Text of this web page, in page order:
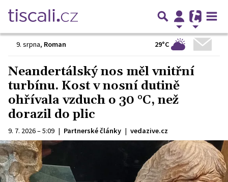
9. srpna, Roman 29°C
Neandertálský nos měl vnitřní
turbínu. Kost v nosní dutině
ohřívala vzduch o 30 °C, než
dorazil do plic
9. 7. 2026 – 5:09 | Partnerské články | vedazive.cz